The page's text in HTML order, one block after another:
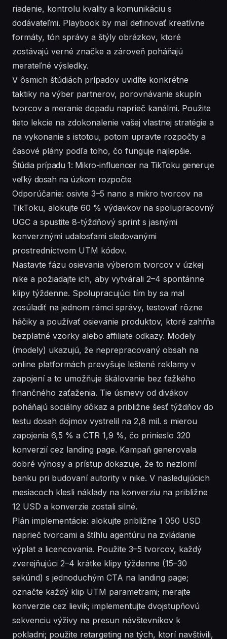
riadenie, kontrolu kvality a komunikáciu s
dodávateľmi. Playbook by mal definovať kreatívne
formáty, tón správy a štýly obrázkov, ktoré
zostávajú verné značke a zároveň poháňajú
merateľné výsledky.
V ôsmich štúdiách prípadov uvidíte konkrétne
taktiky na výber partnerov, porovnávanie skupín
tvorcov a meranie dopadu naprieč kanálmi. Použite
tieto lekcie na zdokonalenie vašej vlastnej stratégie a
na vykonanie s istotou, potom upravte rozpočty a
časové plány podľa toho, čo funguje najlepšie.
Štúdia prípadu 1: Mikro-influencer na TikToku generuje
veľký dosah na úzkom rozpočte
Odporúčanie: osivte 3–5 nano a mikro tvorcov na
TikToku, alokujte 60 % výdavkov na spolupracovný
UGC a spustite 8-týždňový sprint s jasnými
konverznými udalosťami sledovanými
prostredníctvom UTM kódov.
Nastavte fázu osievania výberom tvorcov v úzkej
nike a požiadajte ich, aby vytvárali 2–4 spontánne
klipy týždenne. Spolupracujúci tím by sa mal
zosúladiť na jednom rámci správy, testovať rôzne
háčiky a používať osievanie produktov, ktoré zahŕňa
bezplatné vzorky alebo affiliate odkazy. Modely
(modely) ukazujú, že neprepracovaný obsah na
online platformách prevyšuje leštené reklamy v
zapojení a to umožňuje škálovanie bez ťažkého
finančného zaťaženia. Tie úsmevy od divákov
poháňajú sociálny dôkaz a približne šesť týždňov do
testu dosah dojmov vystrelil na 2,8 mil. s mierou
zapojenia 6,5 % a CTR 1,9 %, čo prinieslo 320
konverzií cez landing page. Kampaň generovala
dobré výnosy a prístup dokazuje, že to nezlomí
banku pri budovaní autority v nike. V nasledujúcich
mesiacoch klesli náklady na konverziu na približne
12 USD a konverzie zostali silné.
Plán implementácie: alokujte približne 1 050 USD
naprieč tvorcami a štíhlu agentúru na zvládanie
výplat a licencovania. Použite 3–5 tvorcov, každý
zverejňujúci 2–4 krátke klipy týždenne (15–30
sekúnd) s jednoduchým CTA na landing page;
označte každý klip UTM parametrami; merajte
konverzie cez lievik; implementujte dvojstupňovú
sekvenciu výživy na presun návštevníkov k
pokladni; použite retargeting na tých, ktorí navštívili,